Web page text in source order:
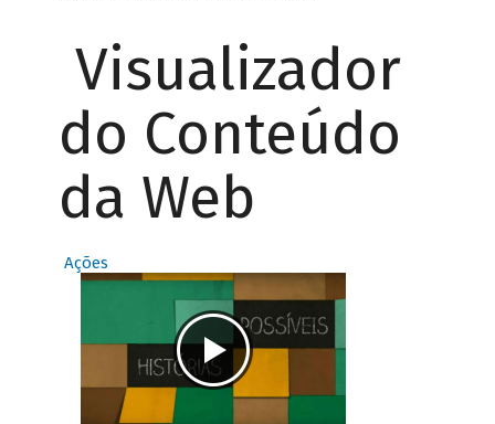
Visualizador
do Conteúdo
da Web
Ações